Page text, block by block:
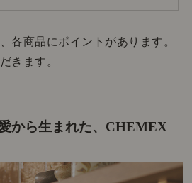
各商品にポイントがあります。
きます。
から生まれた、CHEMEX